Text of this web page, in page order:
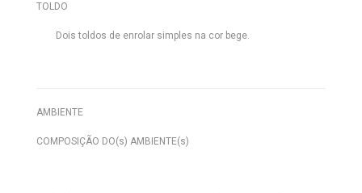
TOLDO
Dois toldos de enrolar simples na cor bege.
AMBIENTE
COMPOSIÇÃO DO(s) AMBIENTE(s)